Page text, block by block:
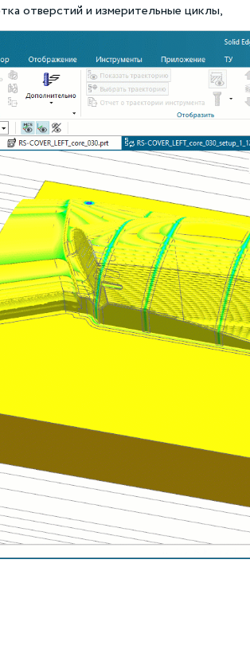
отверстий и измерительные циклы,